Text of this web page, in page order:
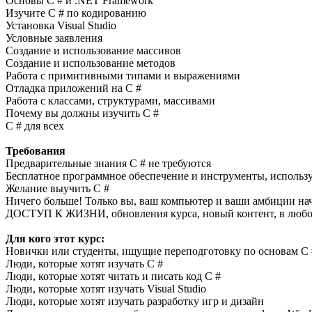
Изучите C # по кодированию
Установка Visual Studio
Условные заявления
Создание и использование массивов
Создание и использование методов
Работа с примитивными типами и выражениями
Отладка приложений на C #
Работа с классами, структурами, массивами
Почему вы должны изучить C #
C # для всех
Требования
Предварительные знания C # не требуются
Бесплатное программное обеспечение и инструменты,
Желание выучить C #
Ничего больше! Только вы, ваш компьютер и ваши амбиции
ДОСТУП К ЖИЗНИ, обновления курса, новый контент, в
Для кого этот курс:
Новички или студенты, ищущие переподготовку по основам
Люди, которые хотят изучать C #
Люди, которые хотят читать и писать код C #
Люди, которые хотят изучать Visual Studio
Люди, которые хотят изучать разработку игр и дизайн